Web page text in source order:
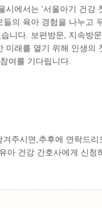
시에서는 '서울아기 건강
의 육아 경험을 나누고
니다. 보편방문, 지속방
미래를 열기 위해 인생
여를 기다립니다.
주시면,추후에 연락드리
아 건강 간호사에게 신청